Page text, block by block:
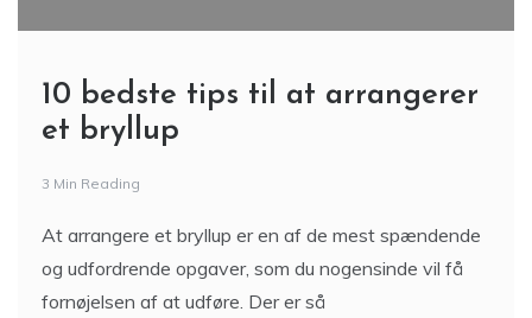
10 bedste tips til at arrangerer
et bryllup
3 Min Reading
At arrangere et bryllup er en af de mest spændende
og udfordrende opgaver, som du nogensinde vil få
fornøjelsen af at udføre. Der er så